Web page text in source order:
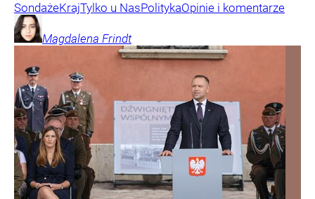
SondażeKrajTylko u NasPolitykaOpinie i komentarze
Magdalena Frindt